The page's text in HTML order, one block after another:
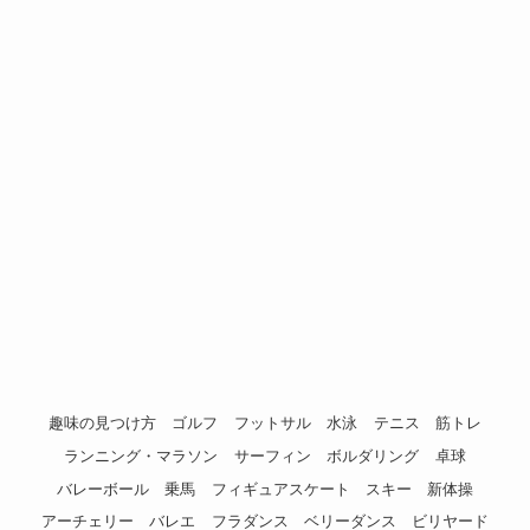
趣味の見つけ方 ゴルフ フットサル 水泳 テニス
筋トレ
ランニング・マラソン
サーフィン ボルダリング
卓球
バレーボール
乗馬 フィギュアスケート スキー
新体操
アーチェリー
バレエ フラダンス ベリーダンス ビリヤード